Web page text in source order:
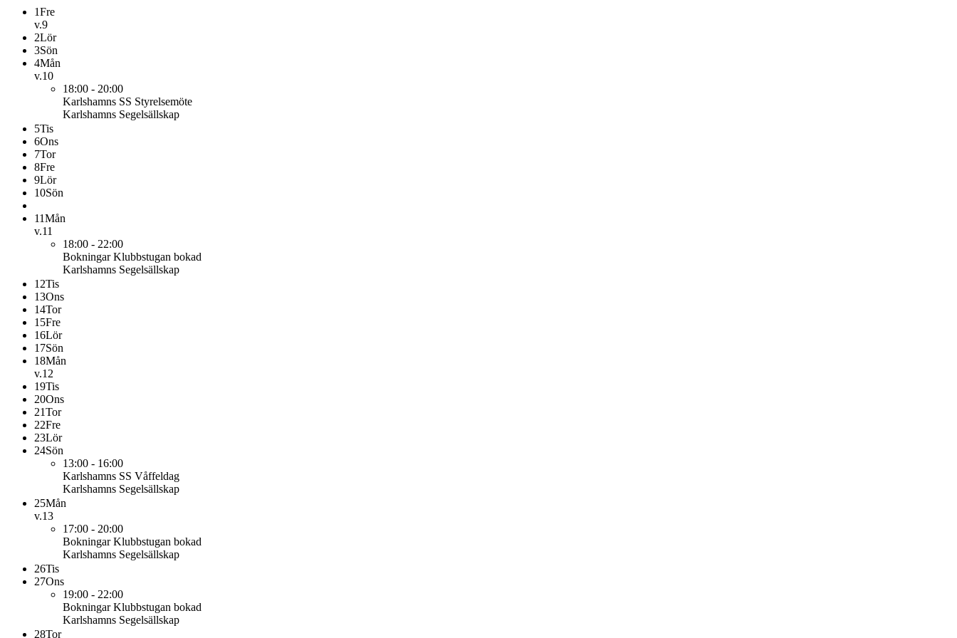
1Fre
v.9
2Lör
3Sön
4Mån
v.10
18:00 - 20:00
Karlshamns SS Styrelsemöte
Karlshamns Segelsällskap
5Tis
6Ons
7Tor
8Fre
9Lör
10Sön
11Mån
v.11
18:00 - 22:00
Bokningar Klubbstugan bokad
Karlshamns Segelsällskap
12Tis
13Ons
14Tor
15Fre
16Lör
17Sön
18Mån
v.12
19Tis
20Ons
21Tor
22Fre
23Lör
24Sön
13:00 - 16:00
Karlshamns SS Våffeldag
Karlshamns Segelsällskap
25Mån
v.13
17:00 - 20:00
Bokningar Klubbstugan bokad
Karlshamns Segelsällskap
26Tis
27Ons
19:00 - 22:00
Bokningar Klubbstugan bokad
Karlshamns Segelsällskap
28Tor